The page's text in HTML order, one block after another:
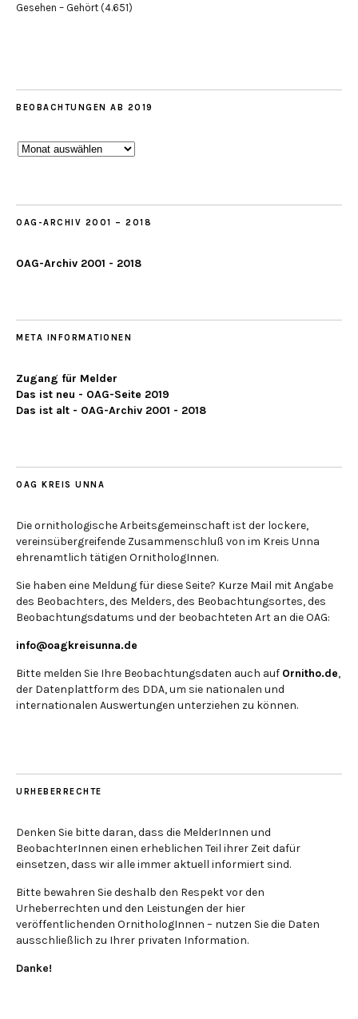
Gesehen – Gehört (4.651)
BEOBACHTUNGEN AB 2019
Beobachtungen
OAG-ARCHIV 2001 – 2018
OAG-Archiv 2001 - 2018
META INFORMATIONEN
Zugang für Melder
Das ist neu - OAG-Seite 2019
Das ist alt - OAG-Archiv 2001 - 2018
OAG KREIS UNNA
Die ornithologische Arbeitsgemeinschaft ist der lockere,
vereinsübergreifende Zusammenschluß von im Kreis Unna
ehrenamtlich tätigen OrnithologInnen.
Sie haben eine Meldung für diese Seite? Kurze Mail mit Angabe
des Beobachters, des Melders, des Beobachtungsortes, des
Beobachtungsdatums und der beobachteten Art an die OAG:
info@oagkreisunna.de
Bitte melden Sie Ihre Beobachtungsdaten auch auf Ornitho.de,
der Datenplattform des DDA, um sie nationalen und
internationalen Auswertungen unterziehen zu können.
URHEBERRECHTE
Denken Sie bitte daran, dass die MelderInnen und
BeobachterInnen einen erheblichen Teil ihrer Zeit dafür
einsetzen, dass wir alle immer aktuell informiert sind.
Bitte bewahren Sie deshalb den Respekt vor den
Urheberrechten und den Leistungen der hier
veröffentlichenden OrnithologInnen – nutzen Sie die Daten
ausschließlich zu Ihrer privaten Information.
Danke!